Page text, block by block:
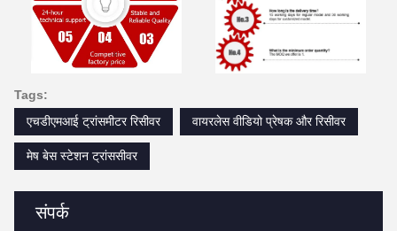
संपर्क
Tags:
एचडीएमआई ट्रांसमीटर रिसीवर
वायरलेस वीडियो प्रेषक और रिसीवर
मेष बेस स्टेशन ट्रांससीवर